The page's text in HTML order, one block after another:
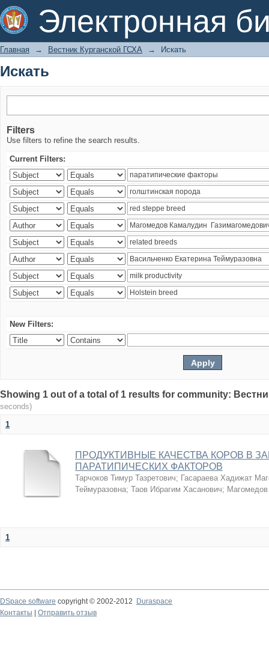
Электронная
Искать
Главная → Вестник Курганской ГСХА → Искать
Искать
Filters
Use filters to refine the search results.
Current Filters:
New Filters:
Showing 1 out of a total of 1 results for community:
seconds)
1
ПРОДУКТИВНЫЕ КАЧЕСТВА КОРОВ В
ПАРАТИПИЧЕСКИХ ФАКТОРОВ
Тарчоков Тимур Тазретович; Гасараева Хадижат
Теймуразовна; Таов Ибрагим Хасанович;
1
DSpace software copyright © 2002-2012
Duraspace
Контакты
Отправить отзыв